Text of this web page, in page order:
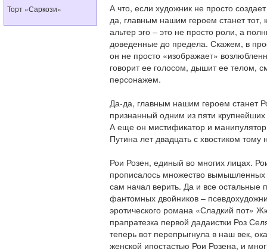
Торт «Саркози»
А что, если художник не просто
да, главным нашим героем станет тот,
альтер эго – это не просто роли, а
доведенные до предела. Скажем, в
он не просто «изображает»
говорит ее голосом, дышит ее телом,
персонажем.
Да-да, главным нашим героем станет
признанный одним из пяти
А еще он мистификатор и
Путина лет двадцать с хвостиком тому
Рои Розен, единый во многих лицах.
прописалось множество
сам начал верить. Да и все остальные
фантомных двойников –
эротического романа «Сладкий пот»
прапратезка первой дадаистки Роз
теперь вот перепрыгнула в наш век,
женской ипостастью Рои Розена, и